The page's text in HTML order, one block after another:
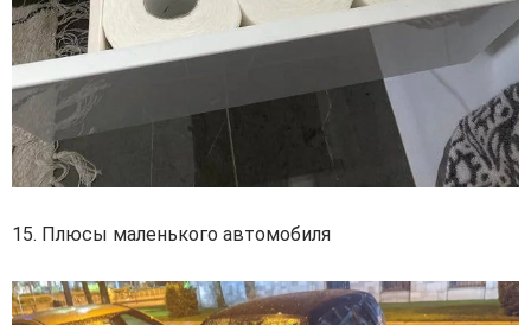
15. Плюсы маленького автомобиля